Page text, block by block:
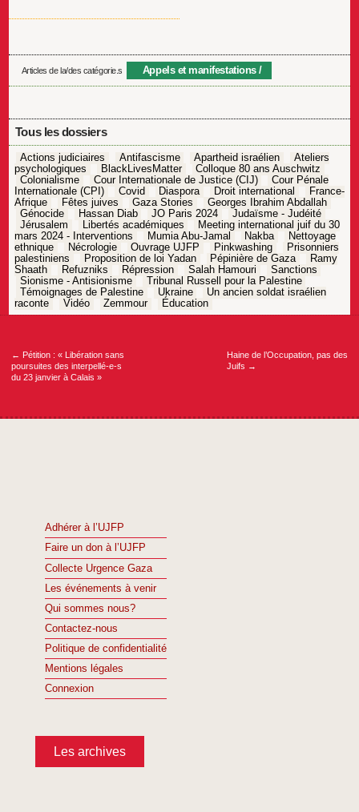
Articles de la/des catégorie.s Appels et manifestations
Tous les dossiers
Actions judiciaires Antifascisme Apartheid israélien
Ateliers
psychologiques
BlackLivesMatter
Colloque 80 ans Auschwitz
Colonialisme
Cour Internationale de Justice (CIJ)
Cour Pénale
Internationale (CPI)
Covid Diaspora Droit international
France-
Afrique
Fêtes juives Gaza Stories
Georges Ibrahim Abdallah
Génocide
Hassan Diab JO Paris 2024
Judaïsme - Judéité
Jérusalem
Libertés académiques
Meeting international juif du 30
mars 2024 - Interventions
Mumia Abu-Jamal Nakba
Nettoyage
ethnique
Nécrologie Ouvrage UJFP Pinkwashing
Prisonniers
palestiniens
Proposition de loi Yadan Pépinière de Gaza
Ramy
Shaath
Refuzniks Répression Salah Hamouri
Sanctions
Sionisme - Antisionisme
Tribunal Russell pour la Palestine
Témoignages de Palestine
Ukraine
Un ancien soldat israélien
raconte
Vidéo Zemmour Éducation
Navigation
← Pétition : « Libération sans
poursuites des interpellé-e-s
du 23 janvier à Calais »
Haine de l’Occupation, pas des
Juifs →
Adhérer à l’UJFP
Faire un don à l’UJFP
Collecte Urgence Gaza
Les événements à venir
Qui sommes nous?
Contactez-nous
Politique de confidentialité
Mentions légales
Connexion
Les archives